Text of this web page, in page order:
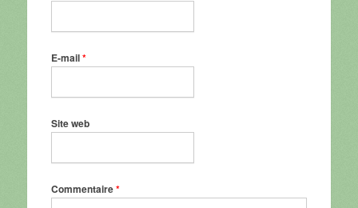
E-mail*
Site web
Commentaire*